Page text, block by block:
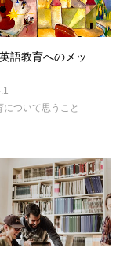
語教育へのメッ
について思うこと